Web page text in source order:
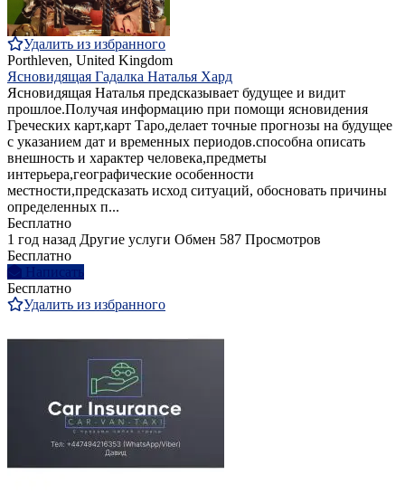
Удалить из избранного
Porthleven, United Kingdom
Ясновидящая Гадалка Наталья Хард
Ясновидящая Наталья предсказывает будущее и видит
прошлое.Получая информацию при помощи ясновидения
Греческих карт,карт Таро,делает точные прогнозы на будущее
с указанием дат и временных периодов.способна описать
внешность и характер человека,предметы
интерьера,географические особенности
местности,предсказать исход ситуаций, обосновать причины
определенных п...
Бесплатно
1 год назад Другие услуги Обмен 587 Просмотров
Бесплатно
Написать
Бесплатно
Удалить из избранного